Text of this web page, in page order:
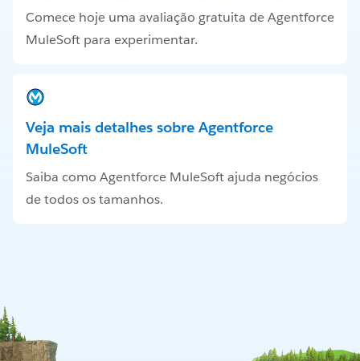
Comece hoje uma avaliação gratuita de Agentforce
MuleSoft para experimentar.
Veja mais detalhes sobre Agentforce
MuleSoft
Saiba como Agentforce MuleSoft ajuda negócios
de todos os tamanhos.